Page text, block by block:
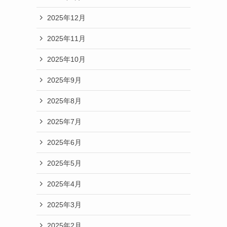
2025年12月
2025年11月
2025年10月
2025年9月
2025年8月
2025年7月
2025年6月
2025年5月
2025年4月
2025年3月
2025年2月